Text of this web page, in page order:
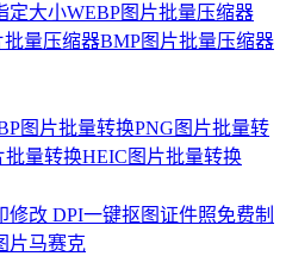
定大小WEBP图片批量压缩器
批量压缩器BMP图片批量压缩器
图片批量转换PNG图片批量转
批量转换HEIC图片批量转换
修改 DPI一键抠图证件照免费制
片马赛克